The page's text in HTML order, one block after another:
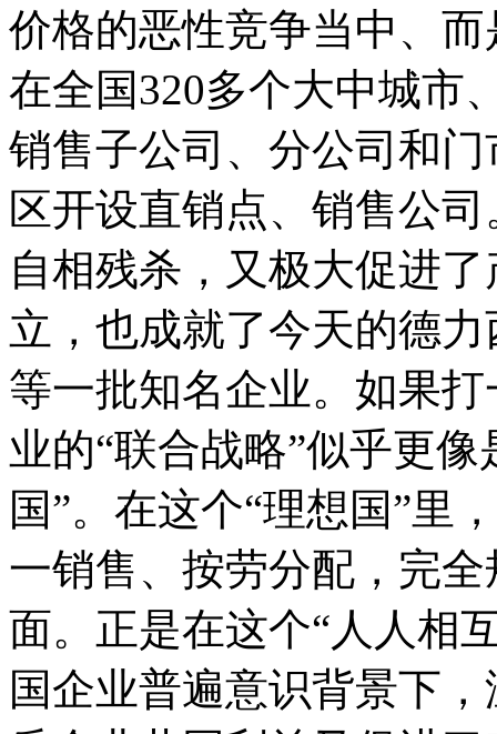
价格的恶性竞争当中、
在全国320多个大中城市
销售子公司、分公司和
区开设直销点、销售公
自相残杀，又极大促进
立，也成就了今天的德
等一批知名企业。如果
业的“联合战略”似乎更
国”。在这个“理想国”里
一销售、按劳分配，完
面。正是在这个“人人相
国企业普遍意识背景下